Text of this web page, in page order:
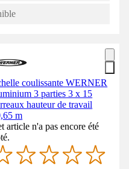
coulissante WERNER
3 parties 3 x 15
hauteur de travail
m
article n'a pas encore été